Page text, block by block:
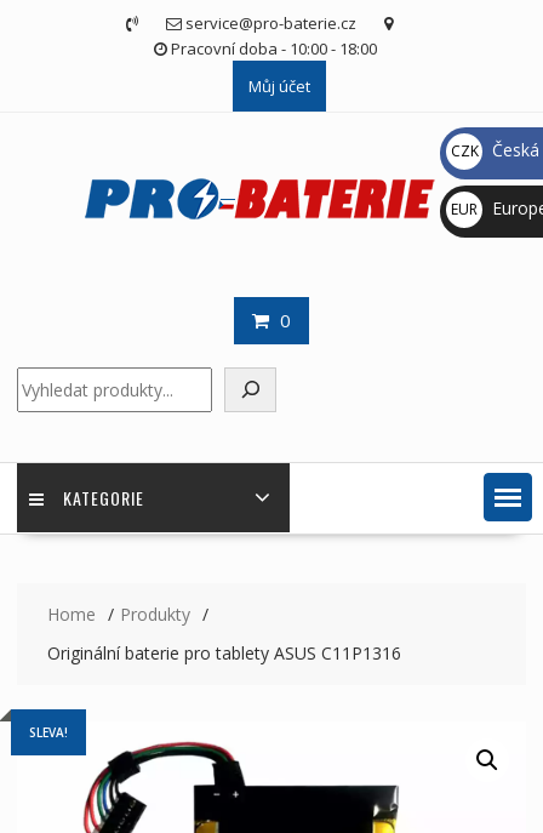
service@pro-baterie.cz
Pracovní doba - 10:00 - 18:00
Můj účet
0
KATEGORIE
Home
Produkty
Originální baterie pro tablety ASUS C11P1316
SLEVA!
CZK
Kč
EUR
€